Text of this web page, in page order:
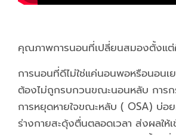
คุณภาพการนอนที่เปลี่ยนสมองตั้งแ
การนอนที่ดีไม่ใช่แค่นอนพอหรือนอนเ
ต้องไม่ถูกรบกวนขณะนอนหลับ การก
การหยุดหายใจขณะหลับ ( OSA) บ่อ
ร่างกายสะดุ้งตื่นตลอดเวลา ส่งผลให้เ